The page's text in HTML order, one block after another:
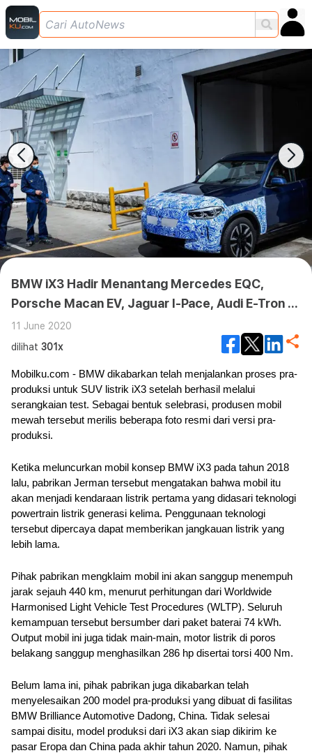
BMW iX3 Hadir Menantang Mercedes EQC,
Porsche Macan EV, Jaguar I-Pace, Audi E-Tron &
Tesla Model X
11 June 2020
dilihat 301x
Mobilku.com - BMW dikabarkan telah menjalankan proses pra-
produksi untuk SUV listrik iX3 setelah berhasil melalui
serangkaian test. Sebagai bentuk selebrasi, produsen mobil
mewah tersebut merilis beberapa foto resmi dari versi pra-
produksi.
Ketika meluncurkan mobil konsep BMW iX3 pada tahun 2018
lalu, pabrikan Jerman tersebut mengatakan bahwa mobil itu
akan menjadi kendaraan listrik pertama yang didasari teknologi
powertrain listrik generasi kelima. Penggunaan teknologi
tersebut dipercaya dapat memberikan jangkauan listrik yang
lebih lama.
Pihak pabrikan mengklaim mobil ini akan sanggup menempuh
jarak sejauh 440 km, menurut perhitungan dari Worldwide
Harmonised Light Vehicle Test Procedures (WLTP). Seluruh
kemampuan tersebut bersumber dari paket baterai 74 kWh.
Output mobil ini juga tidak main-main, motor listrik di poros
belakang sanggup menghasilkan 286 hp disertai torsi 400 Nm.
Belum lama ini, pihak pabrikan juga dikabarkan telah
menyelesaikan 200 model pra-produksi yang dibuat di fasilitas
BMW Brilliance Automotive Dadong, China. Tidak selesai
sampai disitu, model produksi dari iX3 akan siap dikirim ke
pasar Eropa dan China pada akhir tahun 2020. Namun, pihak